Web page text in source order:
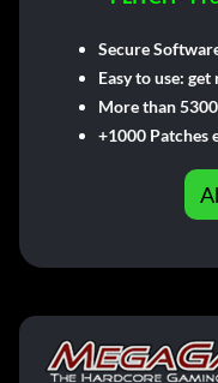
Secure
Easy to use:
More than
+1000 Patches